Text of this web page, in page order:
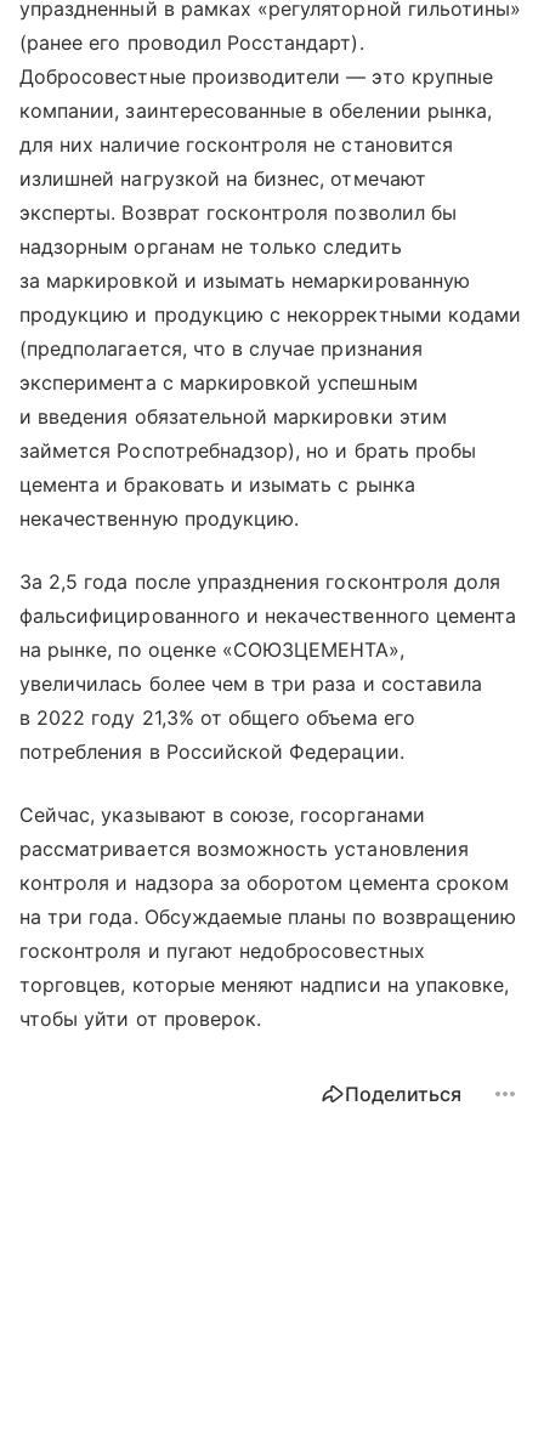
упраздненный в рамках «регуляторной гильотины»
(ранее его проводил Росстандарт).
Добросовестные производители — это крупные
компании, заинтересованные в обелении рынка,
для них наличие госконтроля не становится
излишней нагрузкой на бизнес, отмечают
эксперты. Возврат госконтроля позволил бы
надзорным органам не только следить
за маркировкой и изымать немаркированную
продукцию и продукцию с некорректными кодами
(предполагается, что в случае признания
эксперимента с маркировкой успешным
и введения обязательной маркировки этим
займется Роспотребнадзор), но и брать пробы
цемента и браковать и изымать с рынка
некачественную продукцию.
За 2,5 года после упразднения госконтроля доля
фальсифицированного и некачественного цемента
на рынке, по оценке «СОЮЗЦЕМЕНТА»,
увеличилась более чем в три раза и составила
в 2022 году 21,3% от общего объема его
потребления в Российской Федерации.
Сейчас, указывают в союзе, госорганами
рассматривается возможность установления
контроля и надзора за оборотом цемента сроком
на три года. Обсуждаемые планы по возвращению
госконтроля и пугают недобросовестных
торговцев, которые меняют надписи на упаковке,
чтобы уйти от проверок.
Поделиться